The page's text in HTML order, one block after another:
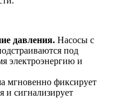
давления. Насосы с
под
электроэнергию и
мгновенно фиксирует
и сигнализирует